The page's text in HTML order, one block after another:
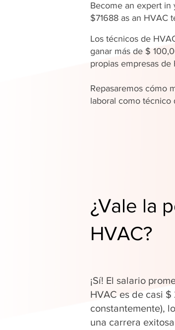
Become an expert in
$71688 as an HVAC
Los técnicos de
ganar más de $
propias empresas de
Repasaremos cómo
laboral como técnico
¿Vale la
HVAC?
¡Sí! El salario
HVAC es de casi
constantemente),
una carrera